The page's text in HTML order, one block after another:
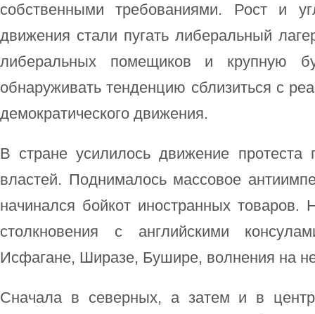
собственными требованиями. Рост и
движения стали пугать либеральный
либеральных помещиков и крупную
обнаруживать тенденцию сблизиться с
демократического движения.
В стране усилилось движение протеста
властей. Поднималось массовое
начинался бойкот иностранных
столкновения с английскими
Исфагане, Ширазе, Бушире, волнения на
Сначала в северных, а затем и в